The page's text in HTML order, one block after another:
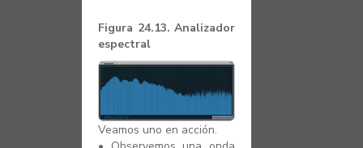
Figura 24.13. Analizador
espectral
Veamos uno en acción.